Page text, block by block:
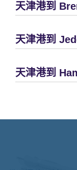
天津港到
天津港到
天津港到